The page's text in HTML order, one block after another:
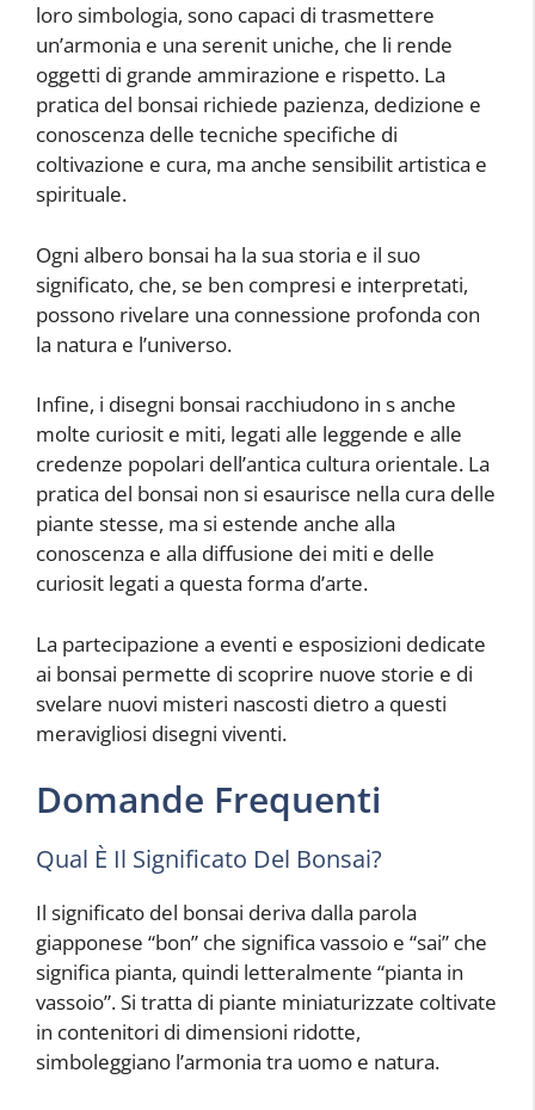
loro simbologia, sono capaci di trasmettere
un’armonia e una serenit uniche, che li rende
oggetti di grande ammirazione e rispetto. La
pratica del bonsai richiede pazienza, dedizione e
conoscenza delle tecniche specifiche di
coltivazione e cura, ma anche sensibilit artistica e
spirituale.
Ogni albero bonsai ha la sua storia e il suo
significato, che, se ben compresi e interpretati,
possono rivelare una connessione profonda con
la natura e l’universo.
Infine, i disegni bonsai racchiudono in s anche
molte curiosit e miti, legati alle leggende e alle
credenze popolari dell’antica cultura orientale. La
pratica del bonsai non si esaurisce nella cura delle
piante stesse, ma si estende anche alla
conoscenza e alla diffusione dei miti e delle
curiosit legati a questa forma d’arte.
La partecipazione a eventi e esposizioni dedicate
ai bonsai permette di scoprire nuove storie e di
svelare nuovi misteri nascosti dietro a questi
meravigliosi disegni viventi.
Domande Frequenti
Qual È Il Significato Del Bonsai?
Il significato del bonsai deriva dalla parola
giapponese “bon” che significa vassoio e “sai” che
significa pianta, quindi letteralmente “pianta in
vassoio”. Si tratta di piante miniaturizzate coltivate
in contenitori di dimensioni ridotte,
simboleggiano l’armonia tra uomo e natura.